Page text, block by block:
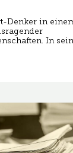
Denker in
In